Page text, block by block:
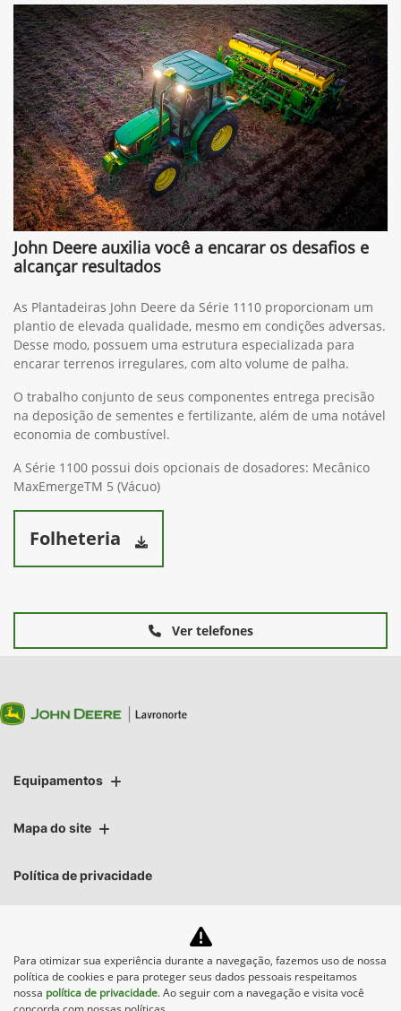
John Deere auxilia você a encarar os desafios e
alcançar resultados
As Plantadeiras John Deere da Série 1110 proporcionam um
plantio de elevada qualidade, mesmo em condições adversas.
Desse modo, possuem uma estrutura especializada para
encarar terrenos irregulares, com alto volume de palha.
O trabalho conjunto de seus componentes entrega precisão
na deposição de sementes e fertilizante, além de uma notável
economia de combustível.
A Série 1100 possui dois opcionais de dosadores: Mecânico
MaxEmergeTM 5 (Vácuo)
Folheteria
Ver telefones
Equipamentos
Mapa do site
Política de privacidade
No trânsito, enxergar o outro
salva vidas.
Para otimizar sua experiência durante a navegação, fazemos uso de nossa
política de cookies e para proteger seus dados pessoais respeitamos
nossa política de privacidade. Ao seguir com a navegação e visita você